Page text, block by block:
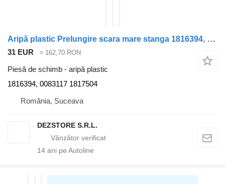
Aripă plastic Prelungire scara mare stanga 1816394, 0083117 pentru cap tractor DAF CF85
31 EUR ≈ 162,70 RON
Piesă de schimb - aripă plastic
1816394, 0083117 1817504
România, Suceava
DEZSTORE S.R.L.
14 ani pe Autoline